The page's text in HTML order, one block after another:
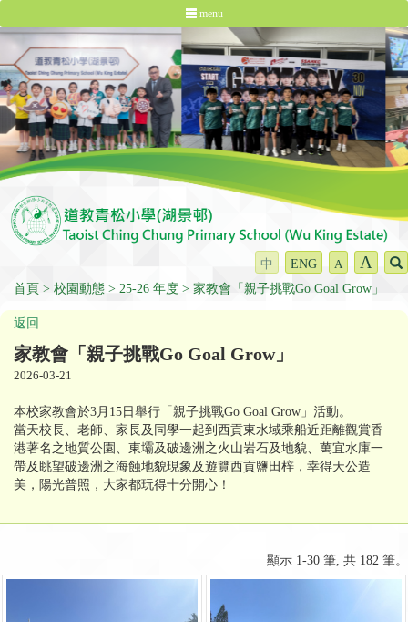
menu
中 ENG A A
首頁 校園動態 25-26 年度 家教會「親子挑戰Go Goal Grow」
返回
家教會「親子挑戰Go Goal Grow」
2026-03-21
本校家教會於3月15日舉行「親子挑戰Go Goal Grow」活動。
當天校長、老師、家長及同學一起到西貢東水域乘船近距離觀賞香
港著名之地質公園、東壩及破邊洲之火山岩石及地貌、萬宜水庫一
帶及眺望破邊洲之海蝕地貌現象及遊覽西貢鹽田梓，幸得天公造
美，陽光普照，大家都玩得十分開心！
顯示 1-30 筆, 共 182 筆。